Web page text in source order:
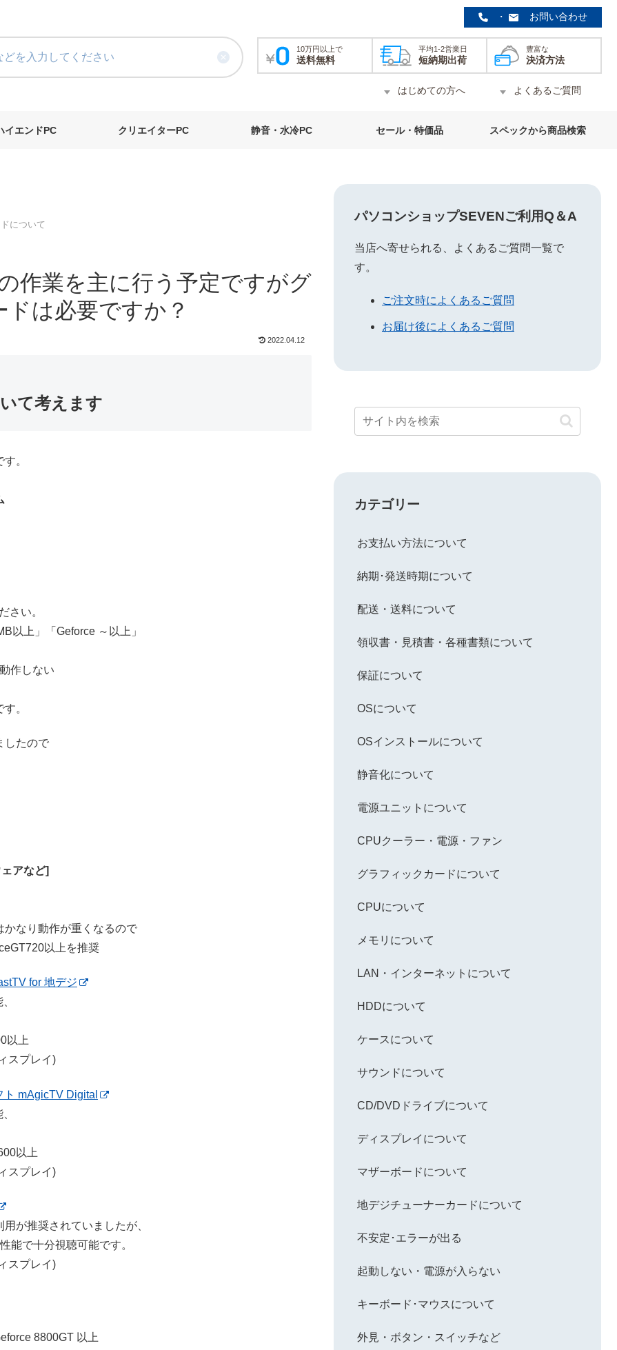
・ お問い合わせ
10万円以上で
送料無料
平均1-2営業日
短納期出荷
豊富な
決済方法
はじめての方へ よくあるご質問
イエンドPC クリエイターPC 静音・水冷PC セール・特価品 スペックから商品検索
について
業を主に行う予定ですがグ
は必要ですか？
2022.04.12
て考えます
。
さい。
以上」「Geforce ～以上」
作しない
。
したので
アなど]
かなり動作が重くなるので
以上を推奨
for 地デジ
以上
スプレイ)
ト mAgicTV Digital
以上
スプレイ)
が推奨されていましたが、
能で十分視聴可能です。
スプレイ)
8800GT 以上
パソコンショップSEVENご利用Q＆A
当店へ寄せられる、よくあるご質問一覧で
す。
ご注文時によくあるご質問
お届け後によくあるご質問
カテゴリー
お支払い方法について
納期･発送時期について
配送・送料について
領収書・見積書・各種書類について
保証について
OSについて
OSインストールについて
静音化について
電源ユニットについて
CPUクーラー・電源・ファン
グラフィックカードについて
CPUについて
メモリについて
LAN・インターネットについて
HDDについて
ケースについて
サウンドについて
CD/DVDドライブについて
ディスプレイについて
マザーボードについて
地デジチューナーカードについて
不安定･エラーが出る
起動しない・電源が入らない
キーボード･マウスについて
外見・ボタン・スイッチなど